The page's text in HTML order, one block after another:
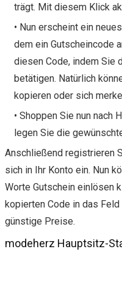
trägt. Mit diesem Klick
• Nun erscheint ein
dem ein Gutscheincode
diesen Code, indem Sie
betätigen. Natürlich
kopieren oder sich
• Shoppen Sie nun nach
legen Sie die
Anschließend registrieren
sich in Ihr Konto ein. Nun
Worte Gutschein einlösen
kopierten Code in das
günstige Preise.
modeherz Hauptsitz-